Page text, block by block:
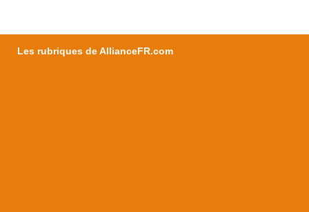
Les rubriques de AllianceFR.com